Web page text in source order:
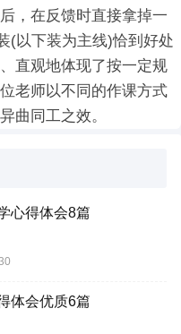
，在反馈时直接拿掉一
(以下装为主线)恰到好处
直观地体现了按一定规
老师以不同的作课方式
曲同工之效。
心得体会8篇
体会优质6篇